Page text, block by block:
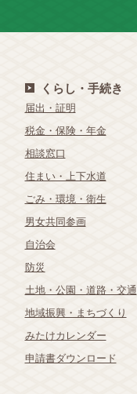
くらし・手続き
届出・証明
税金・保険・年金
相談窓口
住まい・上下水道
ごみ・環境・衛生
男女共同参画
自治会
防災
土地・公園・道路・交通
地域振興・まちづくり
みたけカレンダー
申請書ダウンロード